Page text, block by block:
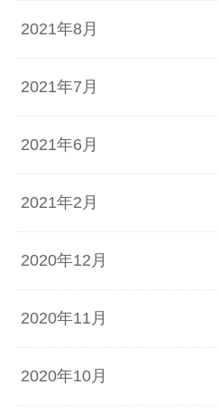
2021年8月
2021年7月
2021年6月
2021年2月
2020年12月
2020年11月
2020年10月